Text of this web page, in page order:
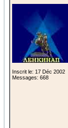
Inscrit le: 17 Déc 2002
Messages: 668